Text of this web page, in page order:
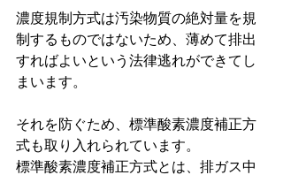
濃度規制方式は汚染物質の絶対量を規
制するものではないため、薄めて排出
すればよいという法律逃れができてし
まいます。
それを防ぐため、標準酸素濃度補正方
式も取り入れられています。
標準酸素濃度補正方式とは、排ガス中